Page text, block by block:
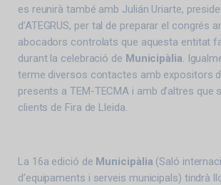
es reunirà també amb Julián Uriarte,
d’ATEGRUS, per tal de preparar el congrés
abocadors controlats que aquesta entitat
durant la celebració de Municipàlia.
terme diversos contactes amb expositors
presents a TEM-TECMA i amb d’altres que
clients de Fira de Lleida.
La 16a edició de Municipàlia (Saló
d’equipaments i serveis municipals) tindrà